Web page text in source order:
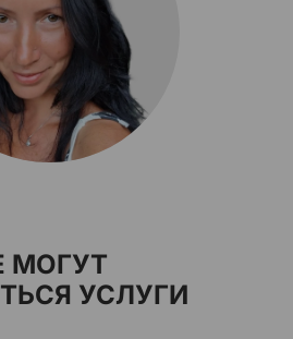
МОГУТ
УСЛУГИ